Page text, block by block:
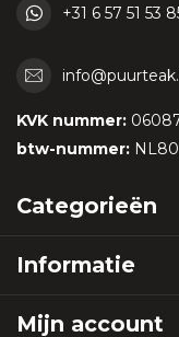
+31 6 57 51 53
KVK nummer:
btw-nummer:
Categorieën
Informatie
Mijn account